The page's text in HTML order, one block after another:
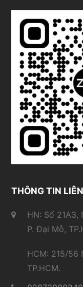
THÔNG TIN
HN: Số 21A3,
P. Đại Mỗ,
HCM: 215/56
TP.HCM.